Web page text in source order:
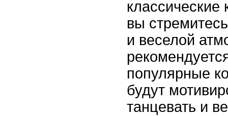
вы
и веселой
популярные
будут
танцевать и